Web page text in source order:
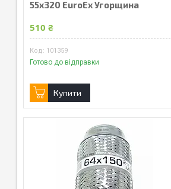
55x320 EuroEx Угорщина
510 ₴
101359
Готово до відправки
Купити